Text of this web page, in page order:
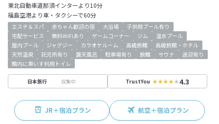
東北自動車道那須インターより10分
福島空港より車・タクシーで60分
エステ＆スパ 赤ちゃん歓迎の宿 大浴場
子供用プール有り
宅配サービス
無料WiFiあり ゲームコーナー ジム
温水プール
屋内プール
ジャグジー カラオケルーム 高級旅館
高級旅館・ホテル
天然温泉
託児所有り 露天風呂 駐車場有り 旅館 サウナ
送迎有り
館内に車いす利用トイレ
日本旅行 収集中 TrustYou 4.3
JR＋宿泊プラン 航空＋宿泊プラン